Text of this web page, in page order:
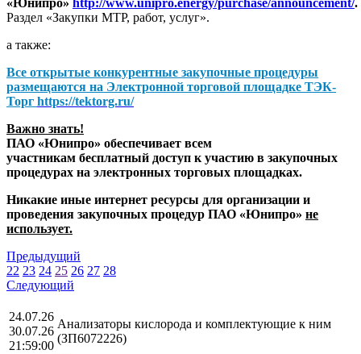
«Юнипро» http://www.unipro.energy/purchase/announcement/.
Раздел «Закупки МТР, работ, услуг».
а также:
Все открытые конкурентные закупочные процедуры
размещаются на Электронной торговой площадке ТЭК-
Торг https://tektorg.ru/
Важно знать!
ПАО «Юнипро» обеспечивает всем
участникам бесплатный доступ к участию в закупочных
процедурах на электронных торговых площадках.
Никакие иные интернет ресурсы для организации и
проведения закупочных процедур ПАО «Юнипро» не
использует.
Предыдущий
22 23 24 25 26 27 28
Следующий
24.07.26
30.07.26
21:59:00
Анализаторы кислорода и комплектующие к ним
(ЗП6072226)